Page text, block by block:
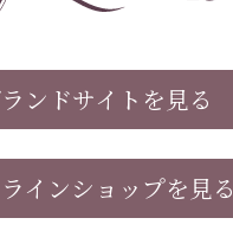
ンドサイトを見る
インショップを見る